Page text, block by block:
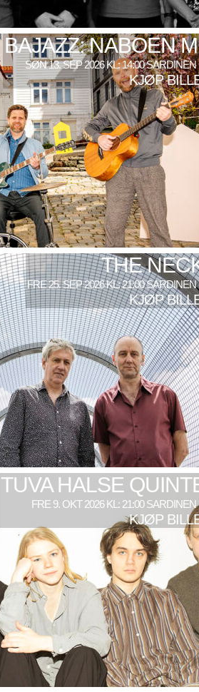
BAJAZZ: NABOEN
SØN 13. SEP 2026 KL: 14:00 SARDINEN
KJØP
THE
FRE 25. SEP 2026 KL: 21:00 SARDINEN
KJØP
TUVA HALSE
FRE 9. OKT 2026 KL: 21:00 SARDINEN
KJØP